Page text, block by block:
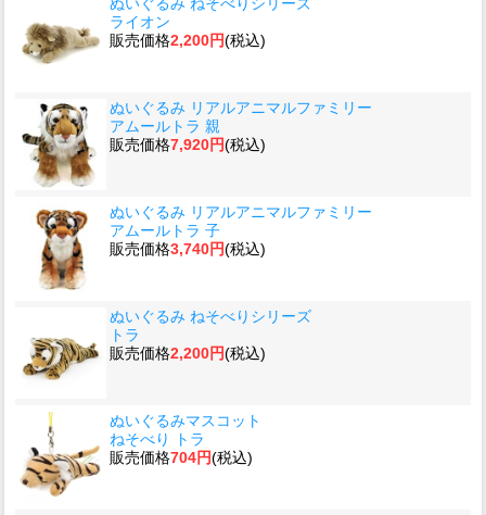
ぬいぐるみ ねそべりシリーズ
ライオン
販売価格2,200円(税込)
ぬいぐるみ リアルアニマルファミリー
アムールトラ 親
販売価格7,920円(税込)
ぬいぐるみ リアルアニマルファミリー
アムールトラ 子
販売価格3,740円(税込)
ぬいぐるみ ねそべりシリーズ
トラ
販売価格2,200円(税込)
ぬいぐるみマスコット
ねそべり トラ
販売価格704円(税込)